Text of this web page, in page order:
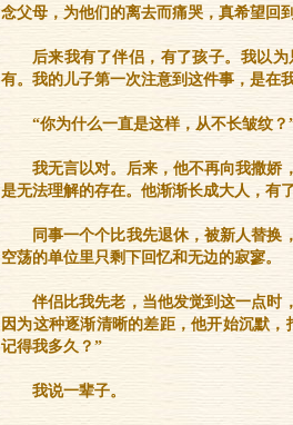
念父母，为他们的离去而痛哭，真希望回
后来我有了伴侣，有了孩子。我以
有。我的儿子第一次注意到这件事，是在
“你为什么一直是这样，从不长皱纹
我无言以对。后来，他不再向我撒娇
是无法理解的存在。他渐渐长成大人，有
同事一个个比我先退休，被新人替换
空荡的单位里只剩下回忆和无边的寂寥。
伴侣比我先老，当他发觉到这一点时
因为这种逐渐清晰的差距，他开始沉默
记得我多久？”
我说一辈子。